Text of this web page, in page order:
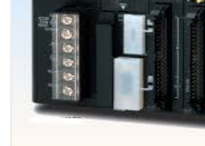
các hệ thống mà nó kiểm soát. N